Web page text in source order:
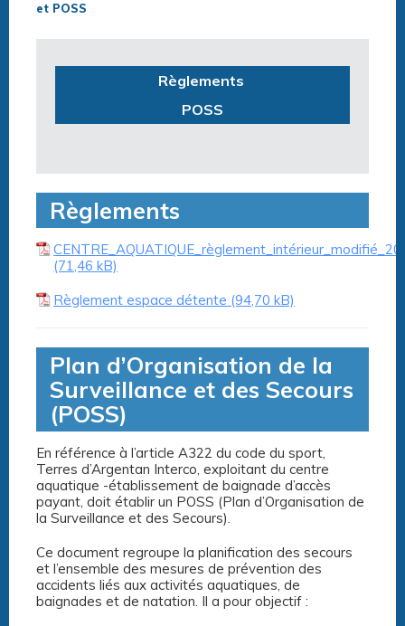
et POSS
Règlements
POSS
Règlements
Règlement espace détente
Plan d’Organisation de la
Surveillance et des Secours
(POSS)
En référence à l’article A322 du code du sport,
Terres d’Argentan Interco, exploitant du centre
aquatique -établissement de baignade d’accès
payant, doit établir un POSS (Plan d’Organisation de
la Surveillance et des Secours).
Ce document regroupe la planification des secours
et l’ensemble des mesures de prévention des
accidents liés aux activités aquatiques, de
baignades et de natation. Il a pour objectif :